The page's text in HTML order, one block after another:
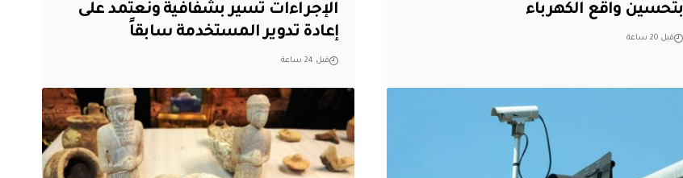
بتحسين واقع الكهرباء
قبل 20 ساعة
الإجراءات تسير بشفافية ونعتمد على
إعادة تدوير المستخدمة سابقاً
قبل 24 ساعة